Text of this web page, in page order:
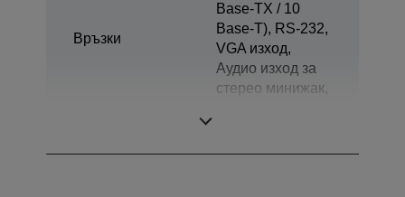
Връзки
Base-TX / 10
Base-T), RS-232,
VGA изход,
Аудио изход за
стерео минижак,